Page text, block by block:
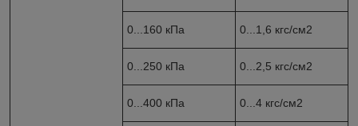
0...160 кПа 0...1,6 кгс/см2
0...250 кПа 0...2,5 кгс/см2
0...400 кПа 0...4 кгс/см2